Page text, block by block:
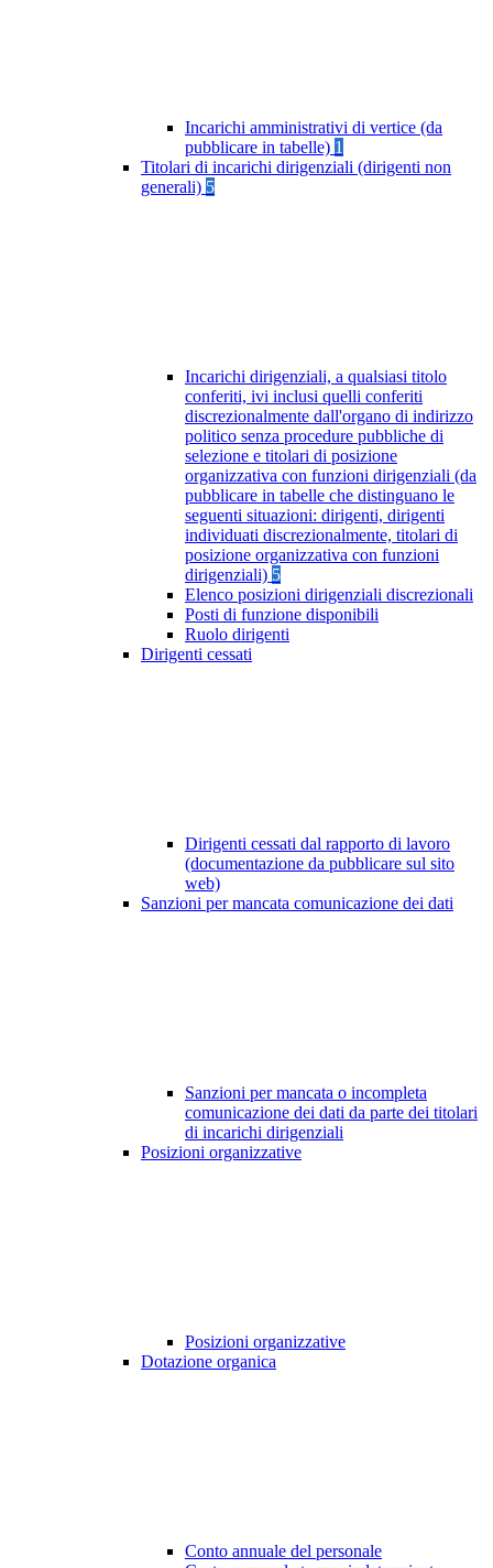
Incarichi amministrativi di vertice (da
pubblicare in tabelle) 1
Titolari di incarichi dirigenziali (dirigenti non
generali) 5
Incarichi dirigenziali, a qualsiasi titolo
conferiti, ivi inclusi quelli conferiti
discrezionalmente dall'organo di indirizzo
politico senza procedure pubbliche di
selezione e titolari di posizione
organizzativa con funzioni dirigenziali (da
pubblicare in tabelle che distinguano le
seguenti situazioni: dirigenti, dirigenti
individuati discrezionalmente, titolari di
posizione organizzativa con funzioni
dirigenziali) 5
Elenco posizioni dirigenziali discrezionali
Posti di funzione disponibili
Ruolo dirigenti
Dirigenti cessati
Dirigenti cessati dal rapporto di lavoro
(documentazione da pubblicare sul sito
web)
Sanzioni per mancata comunicazione dei dati
Sanzioni per mancata o incompleta
comunicazione dei dati da parte dei titolari
di incarichi dirigenziali
Posizioni organizzative
Posizioni organizzative
Dotazione organica
Conto annuale del personale